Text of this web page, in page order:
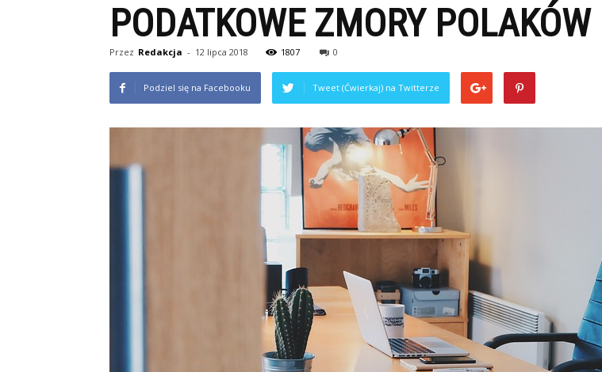
PODATKOWE ZMORY POLAKÓW
Przez Redakcja - 12 lipca 2018 1807 0
Podziel się na Facebooku Tweet (Ćwierkaj) na Twitterze